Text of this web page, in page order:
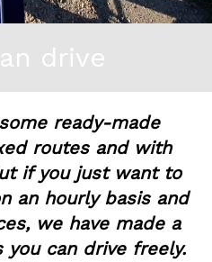
drive
ready-made
routes and with
if you just want to
an hourly basis and
we have made a
can drive freely.